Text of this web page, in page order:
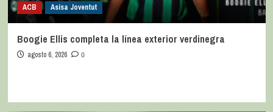
ACB Asisa Joventut
Boogie Ellis completa la línea exterior verdinegra
agosto 6, 2026 0